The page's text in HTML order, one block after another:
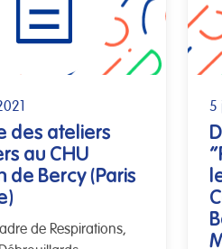
des ateliers
au CHU
de Bercy (Paris
de Respirations,
5